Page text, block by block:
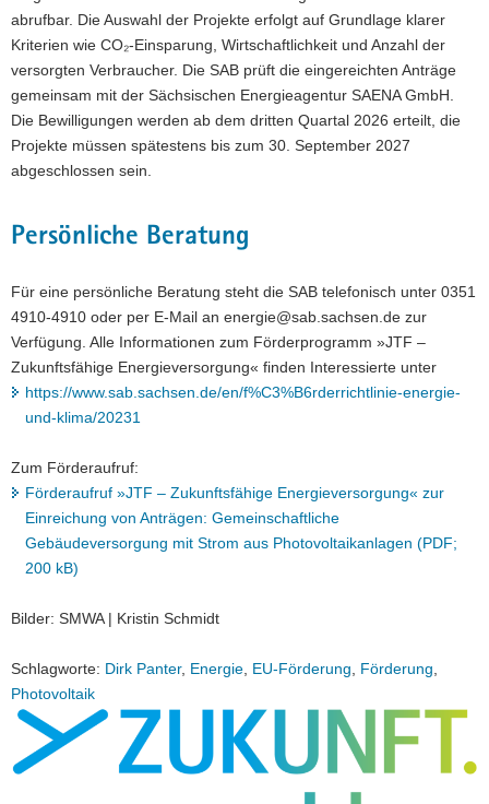
abrufbar. Die Auswahl der Projekte erfolgt auf Grundlage klarer
Kriterien wie CO₂-Einsparung, Wirtschaftlichkeit und Anzahl der
versorgten Verbraucher. Die SAB prüft die eingereichten Anträge
gemeinsam mit der Sächsischen Energieagentur SAENA GmbH.
Die Bewilligungen werden ab dem dritten Quartal 2026 erteilt, die
Projekte müssen spätestens bis zum 30. September 2027
abgeschlossen sein.
Persönliche Beratung
Für eine persönliche Beratung steht die SAB telefonisch unter 0351
4910-4910 oder per E-Mail an energie@sab.sachsen.de zur
Verfügung. Alle Informationen zum Förderprogramm »JTF –
Zukunftsfähige Energieversorgung« finden Interessierte unter
https://www.sab.sachsen.de/en/f%C3%B6rderrichtlinie-energie-
und-klima/20231
Zum Förderaufruf:
Förderaufruf »JTF – Zukunftsfähige Energieversorgung« zur
Einreichung von Anträgen: Gemeinschaftliche
Gebäudeversorgung mit Strom aus Photovoltaikanlagen (PDF;
200 kB)
Bilder: SMWA | Kristin Schmidt
Schlagworte: Dirk Panter, Energie, EU-Förderung, Förderung,
Photovoltaik